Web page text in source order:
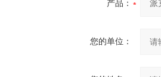
产品：
您的单位：